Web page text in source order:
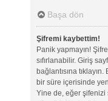
Başa dön
Şifremi kaybettim!
Panik yapmayın!
sıfırlanabilir. Giriş
bağlantısına
bir süre içerisinde
Yine de, eğer şifenizi